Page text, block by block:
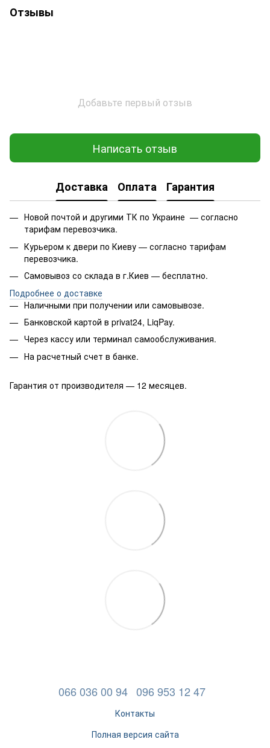
Отзывы
Добавьте первый отзыв
Написать отзыв
Доставка Оплата Гарантия
Новой почтой и другими ТК по Украине — согласно
тарифам перевозчика.
Курьером к двери по Киеву — согласно тарифам
перевозчика.
Самовывоз со склада в г.Киев — бесплатно.
Подробнее о доставке
Наличными при получении или самовывозе.
Банковской картой в privat24, LiqPay.
Через кассу или терминал самообслуживания.
На расчетный счет в банке.
Гарантия от производителя — 12 месяцев.
066 036 00 94 096 953 12 47
Контакты
Полная версия сайта